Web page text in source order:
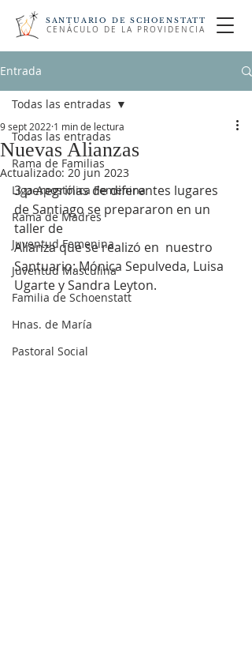
SANTUARIO DE SCHOENSTATT
CENÁCULO DE LA PROVIDENCIA
Entrada
Todas las entradas
Rama de Familias
Liga Apostólica Femenina
Rama de Madres
Juventud Femenina
Juventud Masculina
Familia de Schoenstatt
Hnas. de María
Pastoral Social
Todas las entradas
Nuevas Alianzas
9 sept 2022 1 min de lectura
Actualizado: 20 jun 2023
3 peregrinas de diferentes lugares
de Santiago se prepararon en un
taller de
Alianza que se realizó en  nuestro
Santuario: Mónica Sepulveda, Luisa
Ugarte y Sandra Leyton.